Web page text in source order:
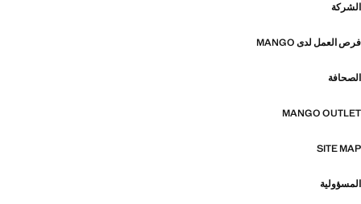
الشركة
فرص العمل لدى MANGO
الصحافة
MANGO OUTLET
SITE MAP
المسؤولية